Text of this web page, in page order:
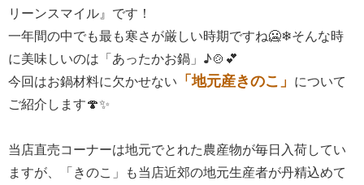
リーンスマイル』です！
一年間の中でも最も寒さが厳しい時期ですね🥶❄そんな時
に美味しいのは「あったかお鍋」♪🍲💕
今回はお鍋材料に欠かせない 「地元産きのこ」 について
ご紹介します🍄✨
当店直売コーナーは地元でとれた農産物が毎日入荷してい
ますが、「きのこ」も当店近郊の地元生産者が丹精込めて